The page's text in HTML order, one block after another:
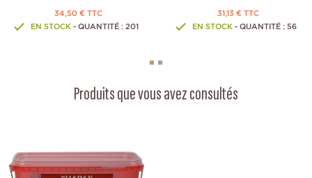
34,50 € TTC
EN STOCK - QUANTITÉ : 201
31,13 € TTC
EN STOCK- QUANTITÉ : 56
Produits que vous avez consultés